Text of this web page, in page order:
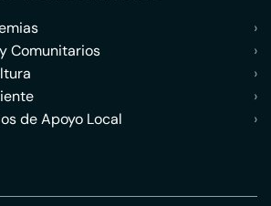
›
Comunitarios
›
›
›
de Apoyo Local
›